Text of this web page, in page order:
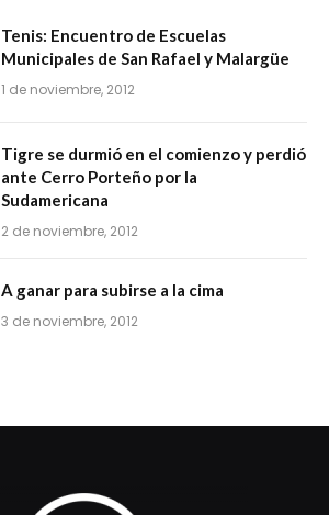
Tenis: Encuentro de Escuelas
Municipales de San Rafael y Malargüe
1 de noviembre, 2012
Tigre se durmió en el comienzo y perdió
ante Cerro Porteño por la
Sudamericana
2 de noviembre, 2012
A ganar para subirse a la cima
3 de noviembre, 2012